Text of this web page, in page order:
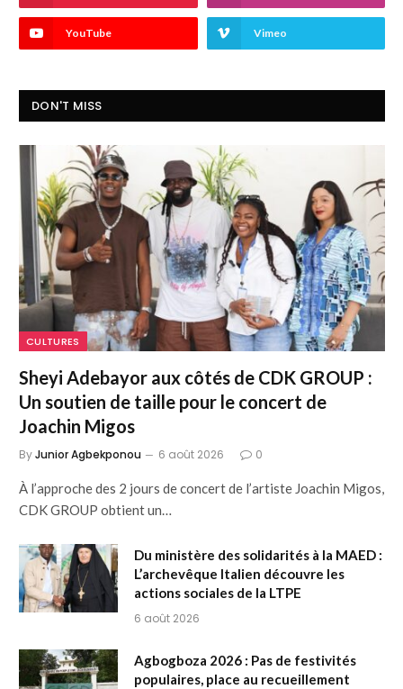
YouTube Vimeo
DON'T MISS
CULTURES
Sheyi Adebayor aux côtés de CDK GROUP :
Un soutien de taille pour le concert de
Joachin Migos
ByJunior Agbekponou 6 août 2026 0
À l’approche des 2 jours de concert de l’artiste Joachin Migos,
CDK GROUP obtient un…
Du ministère des solidarités à la MAED :
L’archevêque Italien découvre les
actions sociales de la LTPE
6 août 2026
Agbogboza 2026 : Pas de festivités
populaires, place au recueillement